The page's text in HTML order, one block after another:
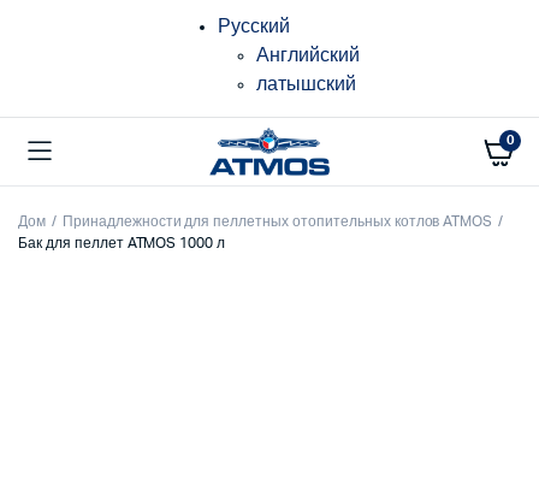
Русский
Английский
латышский
0
Дом
Принадлежности для пеллетных отопительных котлов ATMOS
Бак для пеллет ATMOS 1000 л